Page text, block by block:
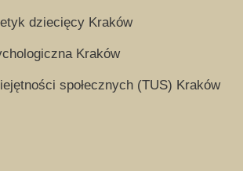
dziecięcy Kraków
Kraków
społecznych (TUS) Kraków